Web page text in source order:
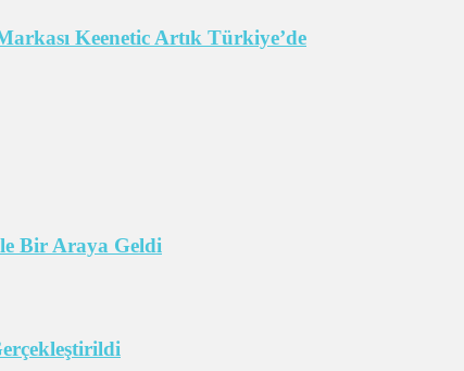
Keenetic Artık Türkiye’de
Bir Araya Geldi